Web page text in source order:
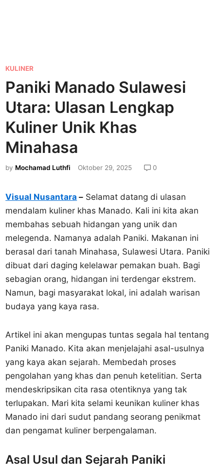
P
o
s
t
e
d
n
KULINER
Paniki Manado Sulawesi
Utara: Ulasan Lengkap
Kuliner Unik Khas
Minahasa
by Mochamad Luthfi Oktober 29, 2025 0
Visual Nusantara – Selamat datang di ulasan
mendalam kuliner khas Manado. Kali ini kita akan
membahas sebuah hidangan yang unik dan
melegenda. Namanya adalah Paniki. Makanan ini
berasal dari tanah Minahasa, Sulawesi Utara. Paniki
dibuat dari daging kelelawar pemakan buah. Bagi
sebagian orang, hidangan ini terdengar ekstrem.
Namun, bagi masyarakat lokal, ini adalah warisan
budaya yang kaya rasa.
Artikel ini akan mengupas tuntas segala hal tentang
Paniki Manado. Kita akan menjelajahi asal-usulnya
yang kaya akan sejarah. Membedah proses
pengolahan yang khas dan penuh ketelitian. Serta
mendeskripsikan cita rasa otentiknya yang tak
terlupakan. Mari kita selami keunikan kuliner khas
Manado ini dari sudut pandang seorang penikmat
dan pengamat kuliner berpengalaman.
Asal Usul dan Sejarah Paniki